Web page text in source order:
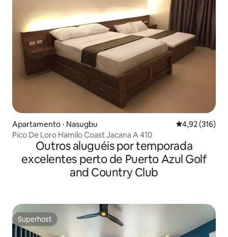
Apartamento ⋅ Nasugbu 4,92 de uma
4,92 (316)
Pico De Loro Hamilo Coast Jacana A 410
Outros aluguéis por temporada
excelentes perto de Puerto Azul Golf
and Country Club
Superhost
Superhost